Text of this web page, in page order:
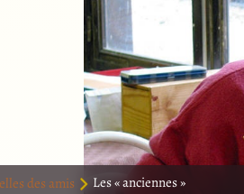
des amis Les « anciennes »